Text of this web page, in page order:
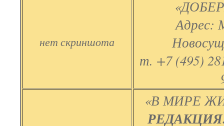
нет скриншота
Адрес:
т. +7 (495)
«В МИРЕ